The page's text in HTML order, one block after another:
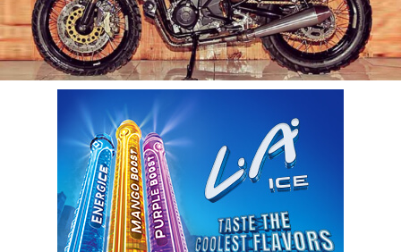
benefit
menarik